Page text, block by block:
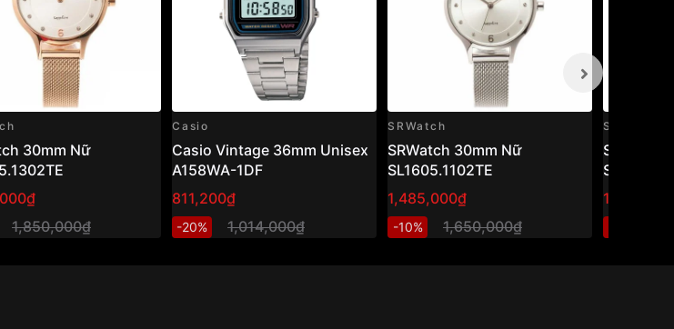
30mm Nữ
1,850,000₫
Casio
Casio Vintage 36mm Unisex
A158WA-1DF
811,200₫
-20% 1,014,000₫
SRWatch
SRWatch 30mm Nữ
SL1605.1102TE
1,485,000₫
-10% 1,650,000₫
SRWatch
SRWatch